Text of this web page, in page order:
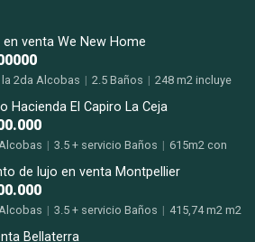
en venta We New Home
2da Alcobas | 2.5 Baños | 248 m2 incluye
Hacienda El Capiro La Ceja
| 3.5 + servicio Baños | 615m2 con
de lujo en venta Montpellier
| 3.5 + servicio Baños | 415,74 m2 m2
Bellaterra